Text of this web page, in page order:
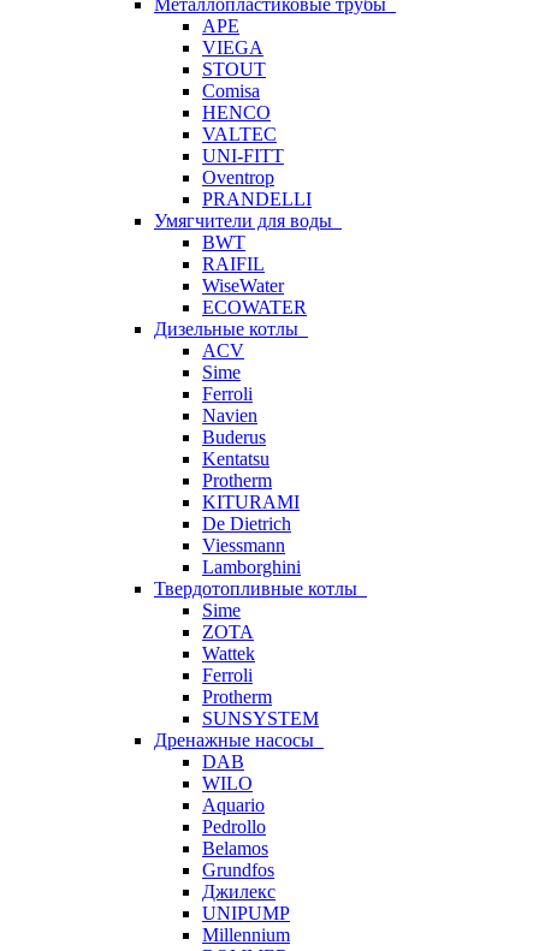
Металлопластиковые трубы
APE
VIEGA
STOUT
Comisa
HENCO
VALTEC
UNI-FITT
Oventrop
PRANDELLI
Умягчители для воды
BWT
RAIFIL
WiseWater
ECOWATER
Дизельные котлы
ACV
Sime
Ferroli
Navien
Buderus
Kentatsu
Protherm
KITURAMI
De Dietrich
Viessmann
Lamborghini
Твердотопливные котлы
Sime
ZOTA
Wattek
Ferroli
Protherm
SUNSYSTEM
Дренажные насосы
DAB
WILO
Aquario
Pedrollo
Belamos
Grundfos
Джилекс
UNIPUMP
Millennium